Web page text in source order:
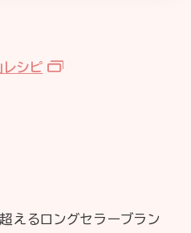
レシピ
えるロングセラーブラン